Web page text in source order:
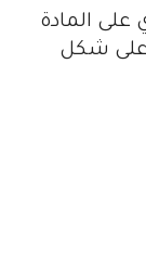
على المادة
على شكل